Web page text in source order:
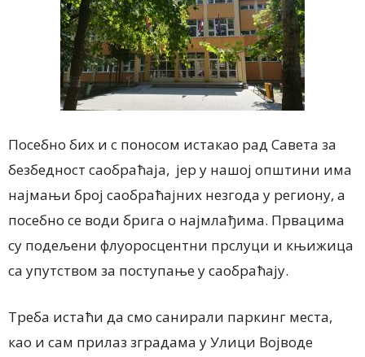
Посебно бих и с поносом истакао рад Савета за
безбедност саобраћаја, јер у нашој општини има
најмањи број саобраћајних незгода у региону, а
посебно се води брига о најмлађима. Првацима
су подељени флуоросцентни прслуци и књижица
са упутством за поступање у саобраћају.
Треба истаћи да смо санирали паркинг места,
као и сам прилаз зградама у Улици Војводе